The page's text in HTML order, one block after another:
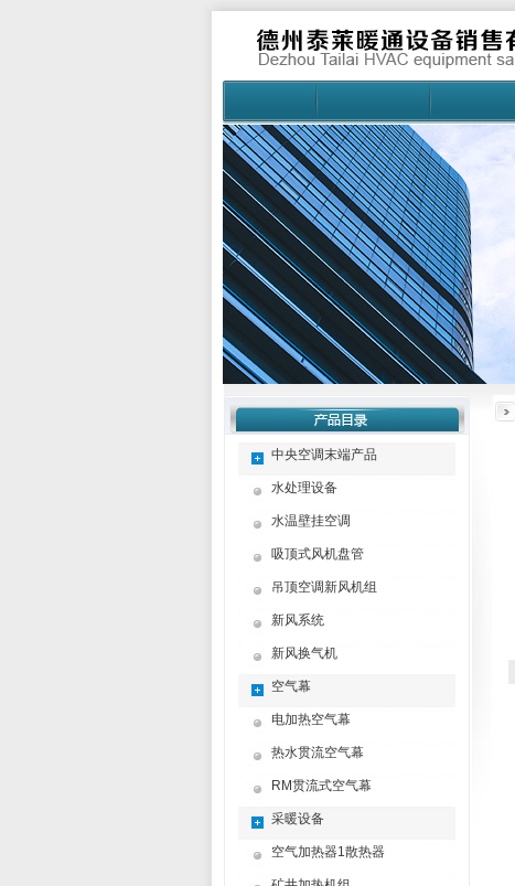
中央空调末端产品
水处理设备
水温壁挂空调
吸顶式风机盘管
吊顶空调新风机组
新风系统
新风换气机
空气幕
电加热空气幕
热水贯流空气幕
RM贯流式空气幕
采暖设备
空气加热器1散热器